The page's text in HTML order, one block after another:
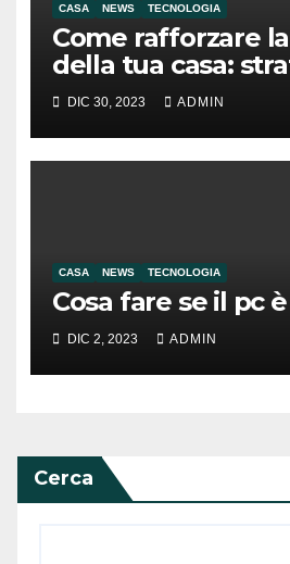
CASA NEWS TECNOLOGIA
Come rafforzare
della tua casa:
suggerimenti
DIC 30, 2023 ADMIN
CASA NEWS TECNOLOGIA
Cosa fare se il pc
DIC 2, 2023 ADMIN
Cerca